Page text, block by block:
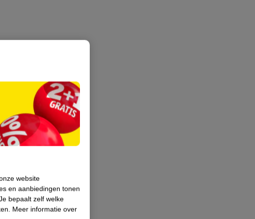
website
en aanbiedingen tonen
bepaalt zelf welke
Meer informatie over